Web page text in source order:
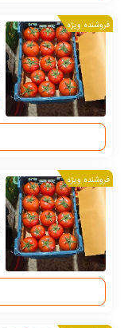
فروشنده ویژه
فروشنده ویژه